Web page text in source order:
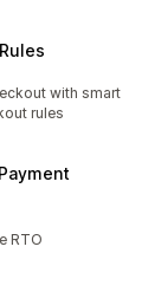
with smart
rules
RTO